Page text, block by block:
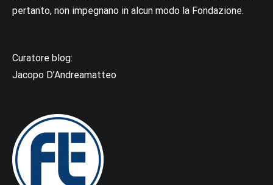
pertanto, non impegnano in alcun modo la Fondazione.
Curatore blog:
Jacopo D’Andreamatteo